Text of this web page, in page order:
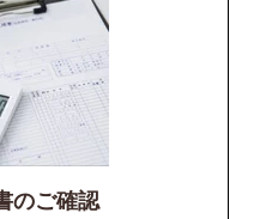
のご確認